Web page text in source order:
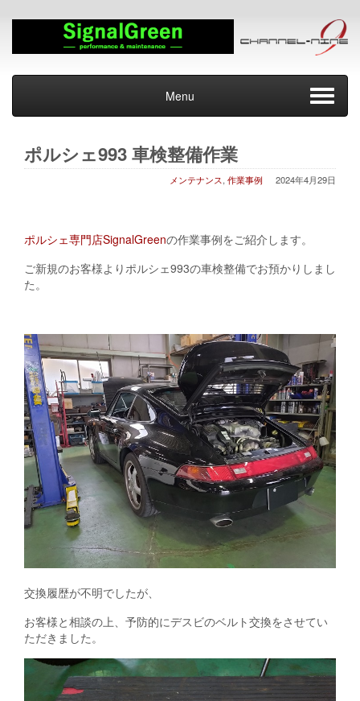
Menu
ポルシェ993 車検整備作業
2024年4月29日
メンテナンス, 作業事例
ポルシェ専門店SignalGreenの作業事例をご紹介します。
ご新規のお客様よりポルシェ993の車検整備でお預かりしまし
た。
交換履歴が不明でしたが、
お客様と相談の上、予防的にデスビのベルト交換をさせてい
ただきました。